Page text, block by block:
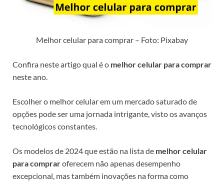
Melhor celular para comprar – Foto: Pixabay
Confira neste artigo qual é o melhor celular para comprar
neste ano.
Escolher o melhor celular em um mercado saturado de
opções pode ser uma jornada intrigante, visto os avanços
tecnológicos constantes.
Os modelos de 2024 que estão na lista de melhor celular
para compraroferecem não apenas desempenho
excepcional, mas também inovações na forma como